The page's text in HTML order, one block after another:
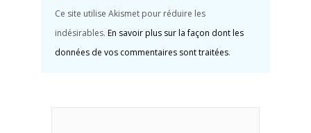
Ce site utilise Akismet pour réduire les
indésirables. En savoir plus sur la façon dont les
données de vos commentaires sont traitées.